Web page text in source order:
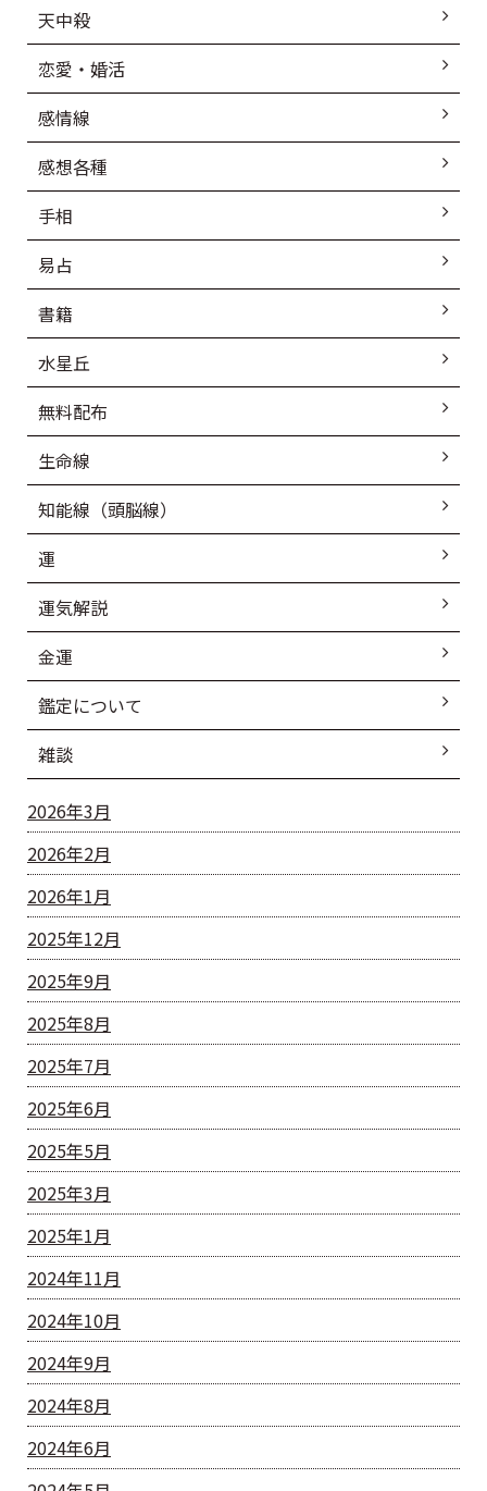
天中殺
恋愛・婚活
感情線
感想各種
手相
易占
書籍
水星丘
無料配布
生命線
知能線（頭脳線）
運
運気解説
金運
鑑定について
雑談
2026年3月
2026年2月
2026年1月
2025年12月
2025年9月
2025年8月
2025年7月
2025年6月
2025年5月
2025年3月
2025年1月
2024年11月
2024年10月
2024年9月
2024年8月
2024年6月